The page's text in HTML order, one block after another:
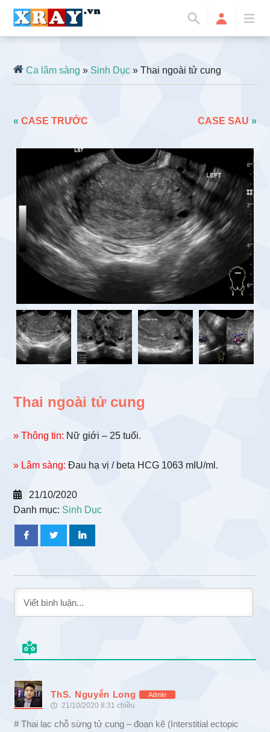
Ca lâm sàng »Sinh Dục » Thai ngoài tử cung
«CASE TRƯỚC CASE SAU »
Thai ngoài tử cung
» Thông tin: Nữ giới – 25 tuổi.
» Lâm sàng: Đau hạ vị / beta HCG 1063 mIU/ml.
21/10/2020
Danh mục: Sinh Dục
ThS. Nguyễn Long Admin
21/10/2020 8:31 chiều
# Thai lạc chỗ sừng tử cung – đoạn kẽ (Interstitial ectopic